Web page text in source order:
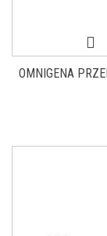
OMNIGENA